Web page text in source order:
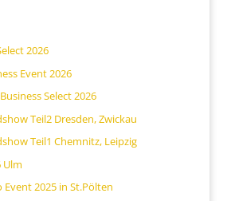
2026
Event 2026
Select 2026
Teil2 Dresden, Zwickau
Teil1 Chemnitz, Leipzig
Ulm
Event 2025 in St.Pölten